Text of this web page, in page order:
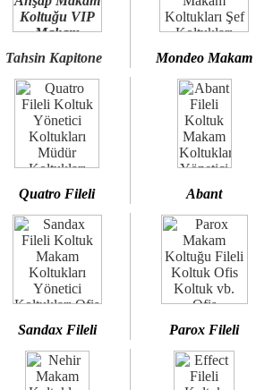
Tahsin Kapitone Mondeo Makam
Quatro Fileli Abant
Sandax Fileli Parox Fileli